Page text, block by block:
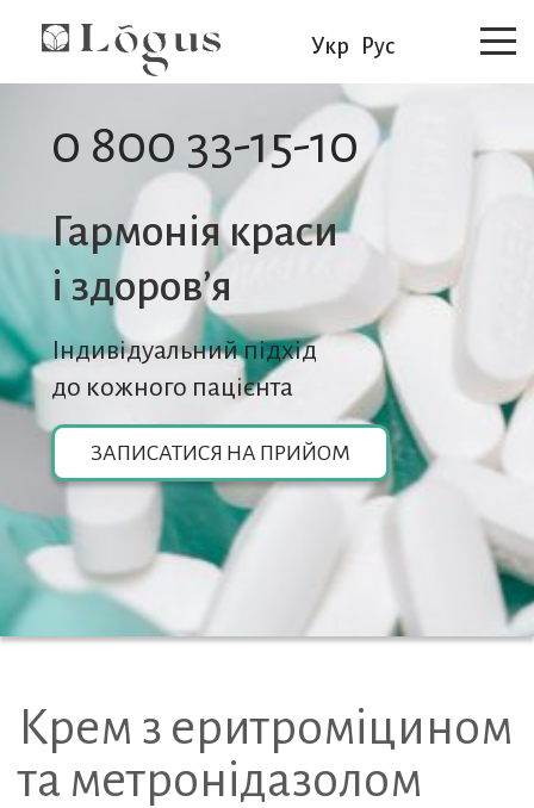
Укр Рус
0 800 33-15-10
Гармонія краси
i здоров’я
Індивідуальний підхід
до кожного пацієнта
ЗАПИСАТИСЯ НА ПРИЙОМ
Крем з еритроміцином
та метронідазолом